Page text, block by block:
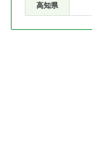
高知県